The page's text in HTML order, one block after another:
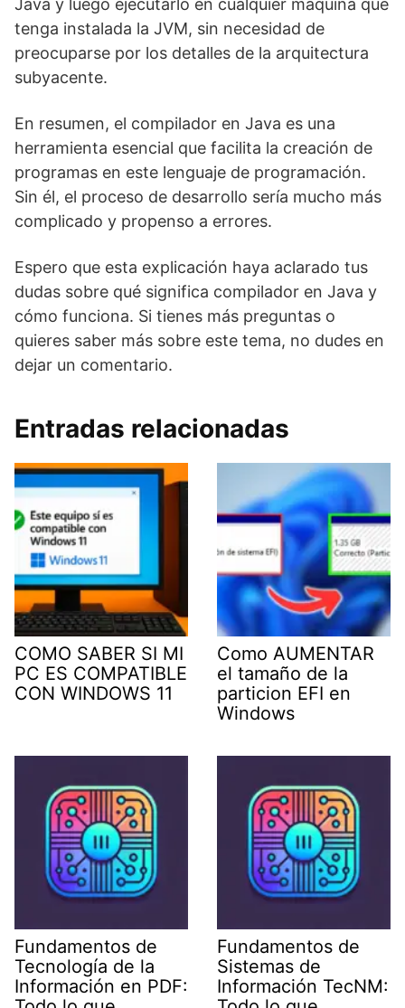
Java y luego ejecutarlo en cualquier máquina que
tenga instalada la JVM, sin necesidad de
preocuparse por los detalles de la arquitectura
subyacente.
En resumen, el compilador en Java es una
herramienta esencial que facilita la creación de
programas en este lenguaje de programación.
Sin él, el proceso de desarrollo sería mucho más
complicado y propenso a errores.
Espero que esta explicación haya aclarado tus
dudas sobre qué significa compilador en Java y
cómo funciona. Si tienes más preguntas o
quieres saber más sobre este tema, no dudes en
dejar un comentario.
Entradas relacionadas
COMO SABER SI MI
PC ES COMPATIBLE
CON WINDOWS 11
Como AUMENTAR
el tamaño de la
particion EFI en
Windows
Fundamentos de
Tecnología de la
Información en PDF:
Fundamentos de
Sistemas de
Información TecNM: